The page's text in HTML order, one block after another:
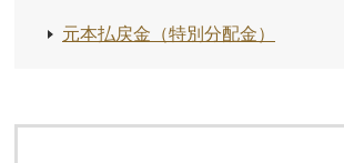
元本払戻金（特別分配金）